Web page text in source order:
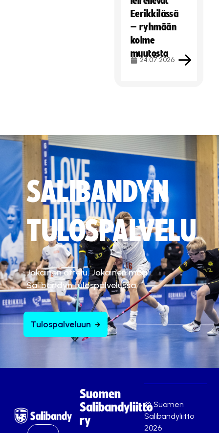
Eerikkilässä
– ryhmään
kolme
muutosta
24.07.2026
SALIBANDYN
TULOSPALVELU
Jokainen ottelu. Jokainen maali.
Salibandyn tulospalvelussa.
Tulospalveluun
Suomen
Salibandyliitto
ry
© Suomen
Salibandyliitto
2026